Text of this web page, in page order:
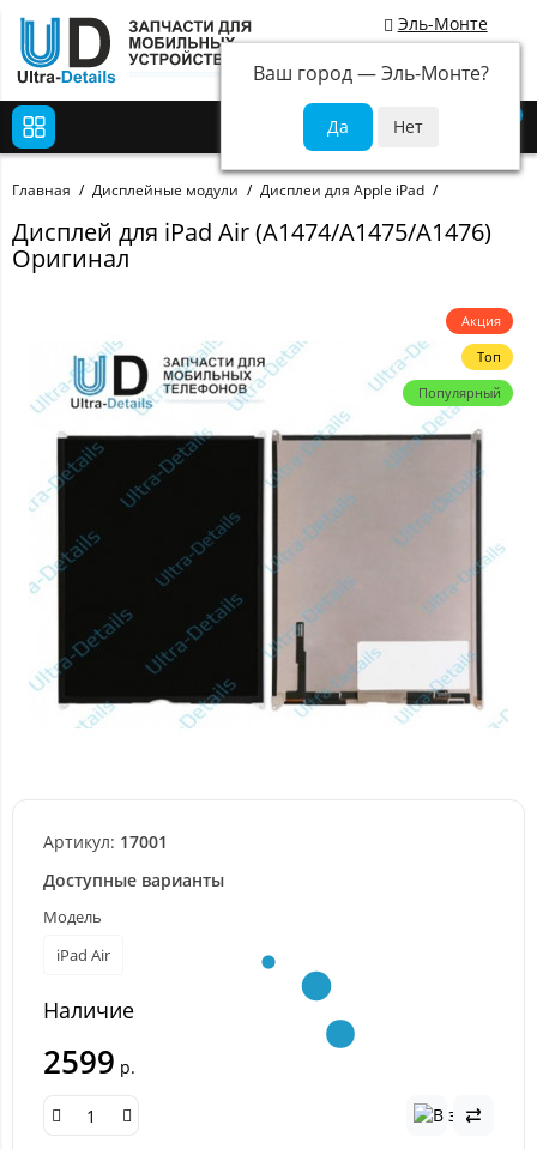
Эль-Монте
Ваш город —Эль-Монте?
Главная Дисплейные модули Дисплеи для Apple iPad
Дисплей для iPad Air (A1474/A1475/A1476)
Оригинал
Акция
Топ
Популярный
Артикул: 17001
Доступные варианты
Модель
iPad Air
Наличие
2599 р.